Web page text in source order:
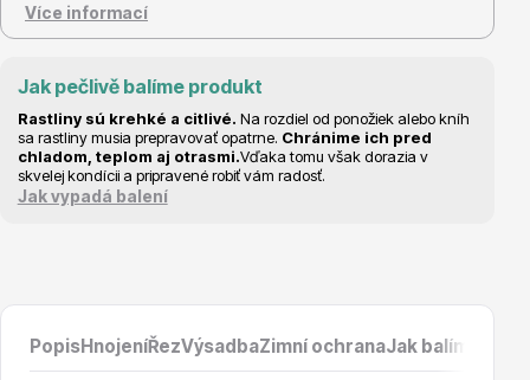
Cibuloviny
Vzrostlé stromy
Více informací
Jak pečlivě balíme produkt
Rastliny sú krehké a citlivé. Na rozdiel od ponožiek alebo kníh
sa rastliny musia prepravovať opatrne. Chránime ich pred
chladom, teplom aj otrasmi.Vďaka tomu však dorazia v
skvelej kondícii a pripravené robiť vám radosť.
Jak vypadá balení
PopisHnojeníŘezVýsadbaZimní ochranaJak balíme